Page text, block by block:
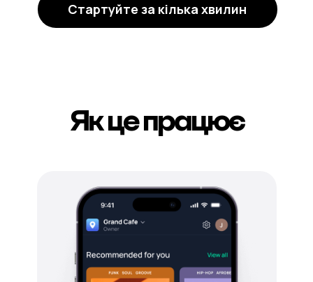
Стартуйте за кілька хвилин
Як це працює